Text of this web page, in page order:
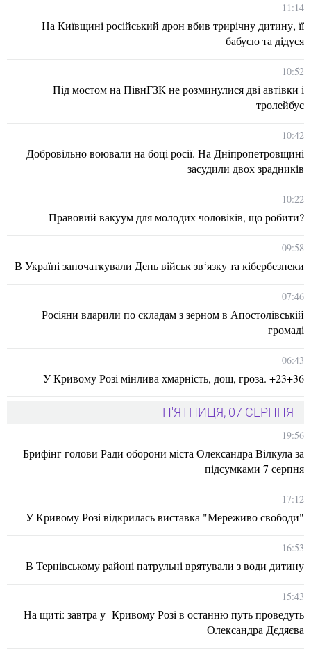
11:14
На Київщині російський дрон вбив трирічну дитину, її
бабусю та дідуся
10:52
Під мостом на ПівнГЗК не розминулися дві автівки і
тролейбус
10:42
Добровільно воювали на боці росії. На Дніпропетровщині
засудили двох зрадників
10:22
Правовий вакуум для молодих чоловіків, що робити?
09:58
В Україні започаткували День військ зв‘язку та кібербезпеки
07:46
Росіяни вдарили по складам з зерном в Апостолівській
громаді
06:43
У Кривому Розі мінлива хмарність, дощ, гроза. +23+36
П'ЯТНИЦЯ, 07 СЕРПНЯ
19:56
Брифінг голови Ради оборони міста Олександра Вілкула за
підсумками 7 серпня
17:12
У Кривому Розі відкрилась виставка "Мереживо свободи"
16:53
В Тернівському районі патрульні врятували з води дитину
15:43
На щиті: завтра у Кривому Розі в останню путь проведуть
Олександра Дєдяєва